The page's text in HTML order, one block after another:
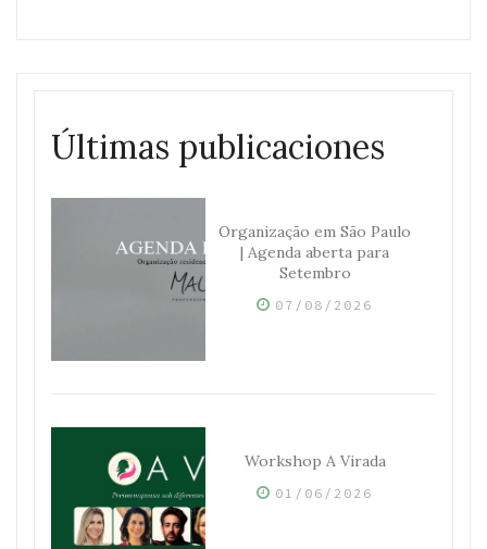
Últimas publicaciones
Organização em São Paulo
| Agenda aberta para
Setembro
07/08/2026
Workshop A Virada
01/06/2026